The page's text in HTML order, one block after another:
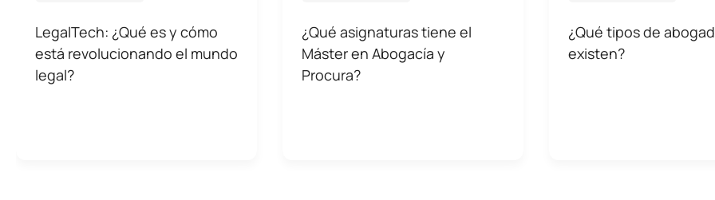
LegalTech: ¿Qué es y cómo
está revolucionando el mundo
legal?
¿Qué asignaturas tiene el
Máster en Abogacía y
Procura?
¿Qué tipos de
existen?